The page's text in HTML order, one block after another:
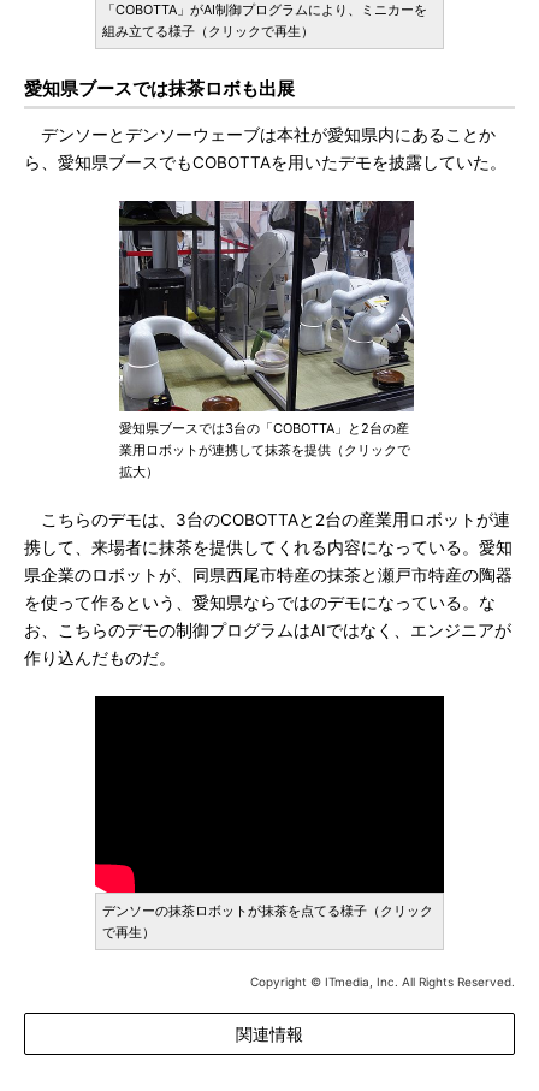
「COBOTTA」がAI制御プログラムにより、ミニカーを
組み立てる様子（クリックで再生）
愛知県ブースでは抹茶ロボも出展
デンソーとデンソーウェーブは本社が愛知県内にあることか
ら、愛知県ブースでもCOBOTTAを用いたデモを披露していた。
愛知県ブースでは3台の「COBOTTA」と2台の産
業用ロボットが連携して抹茶を提供（クリックで
拡大）
こちらのデモは、3台のCOBOTTAと2台の産業用ロボットが連
携して、来場者に抹茶を提供してくれる内容になっている。愛知
県企業のロボットが、同県西尾市特産の抹茶と瀬戸市特産の陶器
を使って作るという、愛知県ならではのデモになっている。な
お、こちらのデモの制御プログラムはAIではなく、エンジニアが
作り込んだものだ。
デンソーの抹茶ロボットが抹茶を点てる様子（クリック
で再生）
Copyright © ITmedia, Inc. All Rights Reserved.
関連情報